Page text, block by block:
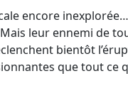
encore
leur ennemi de
bientôt
que tout ce